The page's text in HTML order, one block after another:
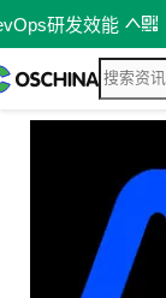
研发效能